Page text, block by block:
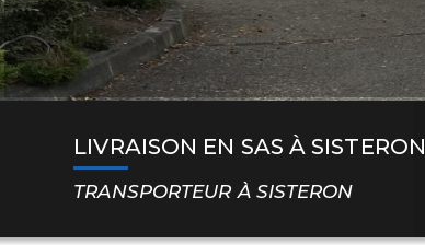
LIVRAISON EN SAS À SISTERON
TRANSPORTEUR À SISTERON